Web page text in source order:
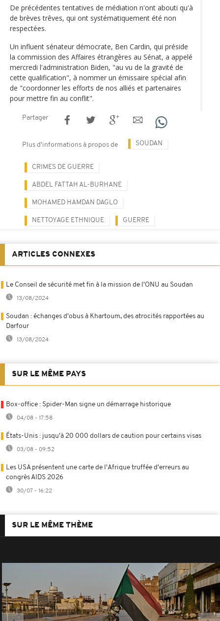
De précédentes tentatives de médiation n'ont abouti qu'à
de brèves trêves, qui ont systématiquement été non
respectées.
Un influent sénateur démocrate, Ben Cardin, qui préside
la commission des Affaires étrangères au Sénat, a appelé
mercredi l'administration Biden, "au vu de la gravité de
cette qualification", à nommer un émissaire spécial afin
de "coordonner les efforts de nos alliés et partenaires
pour mettre fin au conflit".
Partager
Plus d'informations à propos de SOUDAN
CRIMES DE GUERRE
ABDEL FATTAH AL-BURHANE
MOHAMED HAMDAN DAGLO
NETTOYAGE ETHNIQUE GUERRE
ARTICLES CONNEXES
Le Conseil de sécurité met fin à la mission de l'ONU au Soudan
13/08/2024
Soudan : échanges d'obus à Khartoum, des atrocités rapportées au
Darfour
13/08/2024
SUR LE MÊME PAYS
Box-office : Spider-Man signe un démarrage historique
04/08 - 17:58
États-Unis : jusqu'à 20 000 dollars de caution pour certains visas
03/08 - 09:52
Les USA présentent une carte de l'Afrique truffée d'erreurs au
congrès AIDS 2026
30/07 - 16:22
SUR LE MÊME THÈME